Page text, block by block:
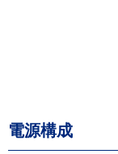
電源構成